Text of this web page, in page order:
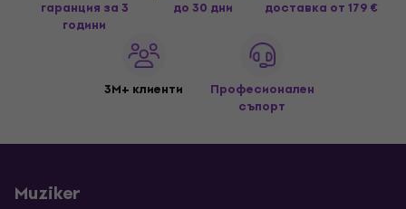
гаранция за 3
години
до 30 дни
доставка от 179 €
3M+ клиенти
Професионален
съпорт
Muziker